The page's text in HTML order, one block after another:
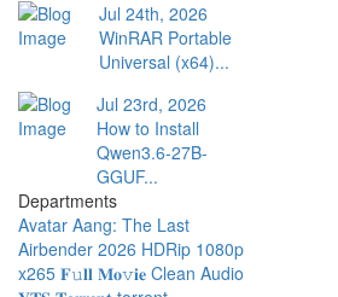
Jul 24th, 2026
WinRAR Portable
Universal (x64)...
Jul 23rd, 2026
How to Install
Qwen3.6-27B-
GGUF...
Departments
Avatar Aang: The Last
Airbender 2026 HDRip 1080p
x265 𝐅𝚞𝐥𝐥 𝐌𝐨𝚟𝐢𝐞 Clean Audio